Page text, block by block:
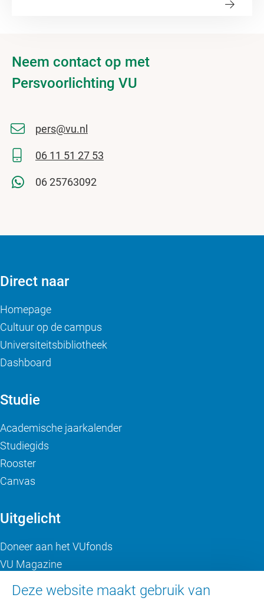
Neem contact op met
Persvoorlichting VU
pers@vu.nl
06 11 51 27 53
06 25763092
Deze website maakt gebruik van
Direct naar
Homepage
Cultuur op de campus
Universiteitsbibliotheek
Dashboard
Studie
Academische jaarkalender
Studiegids
Rooster
Canvas
Uitgelicht
Doneer aan het VUfonds
VU Magazine